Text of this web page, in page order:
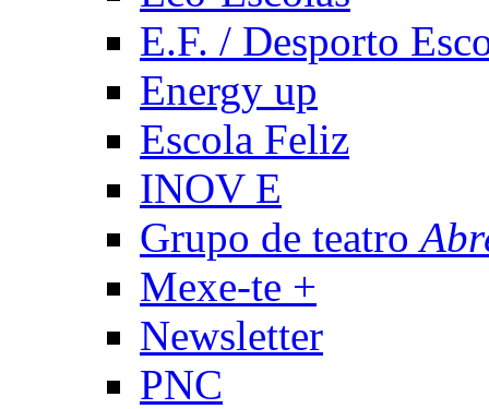
E.F. / Desporto
Energy up
Escola Feliz
INOV E
Grupo de teatro
Mexe-te +
Newsletter
PNC